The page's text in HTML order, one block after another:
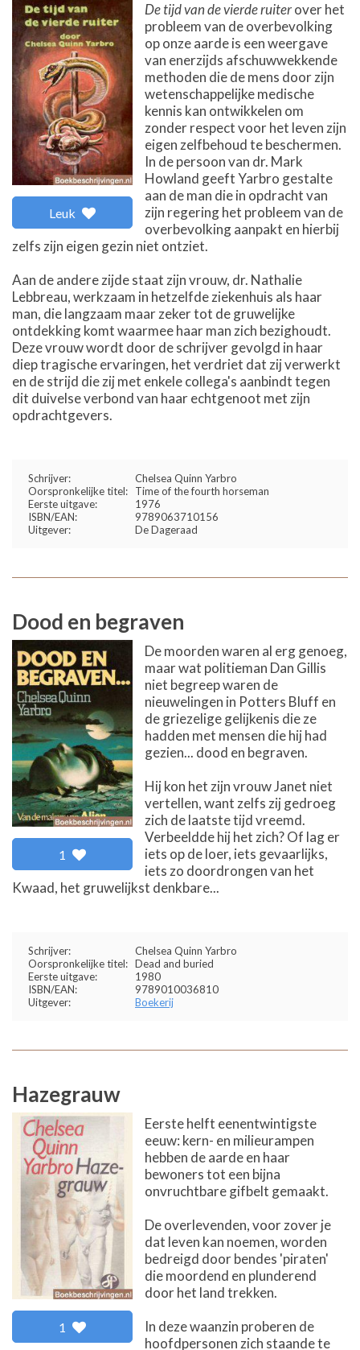
Leuk
De tijd van de vierde ruiterover het
probleem van de overbevolking
op onze aarde is een weergave
van enerzijds afschuwwekkende
methoden die de mens door zijn
wetenschappelijke medische
kennis kan ontwikkelen om
zonder respect voor het leven zijn
eigen zelfbehoud te beschermen.
In de persoon van dr. Mark
Howland geeft Yarbro gestalte
aan de man die in opdracht van
zijn regering het probleem van de
overbevolking aanpakt en hierbij
zelfs zijn eigen gezin niet ontziet.
Aan de andere zijde staat zijn vrouw, dr. Nathalie
Lebbreau, werkzaam in hetzelfde ziekenhuis als haar
man, die langzaam maar zeker tot de gruwelijke
ontdekking komt waarmee haar man zich bezighoudt.
Deze vrouw wordt door de schrijver gevolgd in haar
diep tragische ervaringen, het verdriet dat zij verwerkt
en de strijd die zij met enkele collega's aanbindt tegen
dit duivelse verbond van haar echtgenoot met zijn
opdrachtgevers.
Schrijver:
Chelsea Quinn Yarbro
Oorspronkelijke titel:
Time of the fourth horseman
Eerste uitgave:
1976
ISBN/EAN:
9789063710156
Uitgever:
De Dageraad
Dood en begraven
1
De moorden waren al erg genoeg,
maar wat politieman Dan Gillis
niet begreep waren de
nieuwelingen in Potters Bluff en
de griezelige gelijkenis die ze
hadden met mensen die hij had
gezien... dood en begraven.
Hij kon het zijn vrouw Janet niet
vertellen, want zelfs zij gedroeg
zich de laatste tijd vreemd.
Verbeeldde hij het zich? Of lag er
iets op de loer, iets gevaarlijks,
iets zo doordrongen van het
Kwaad, het gruwelijkst denkbare...
Schrijver:
Chelsea Quinn Yarbro
Oorspronkelijke titel: Dead and buried
Eerste uitgave:
1980
ISBN/EAN:
9789010036810
Uitgever:
Boekerij
Hazegrauw
1
Eerste helft eenentwintigste
eeuw: kern- en milieurampen
hebben de aarde en haar
bewoners tot een bijna
onvruchtbare gifbelt gemaakt.
De overlevenden, voor zover je
dat leven kan noemen, worden
bedreigd door bendes 'piraten'
die moordend en plunderend
door het land trekken.
In deze waanzin proberen de
hoofdpersonen zich staande te